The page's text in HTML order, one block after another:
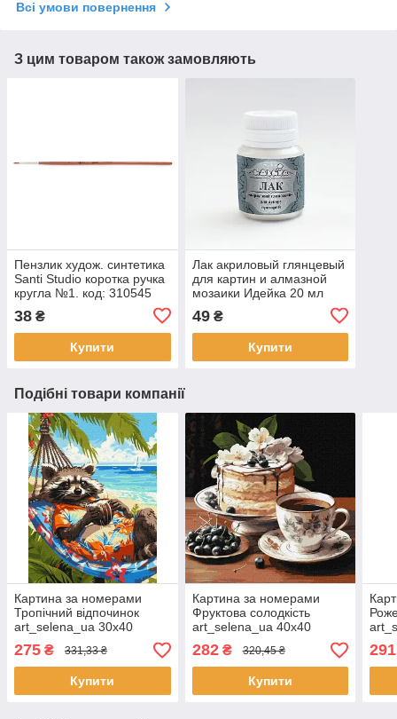
Всі умови повернення
З цим товаром також замовляють
Пензлик худож. синтетика
Santi Studio коротка ручка
кругла №1. код: 310545
38 ₴
Купити
Лак акриловый глянцевый
для картин и алмазной
мозаики Идейка 20 мл
49₴
Купити
Подібні товари компанії
Картина за номерами
Тропічний відпочинок
art_selena_ua 30х40
Ідейка (KHO6652)
275 ₴ 331,33 ₴
Купити
Картина за номерами
Фруктова солодкість
art_selena_ua 40х40
Ідейка (KHO5681)
282₴ 320,45 ₴
Купити